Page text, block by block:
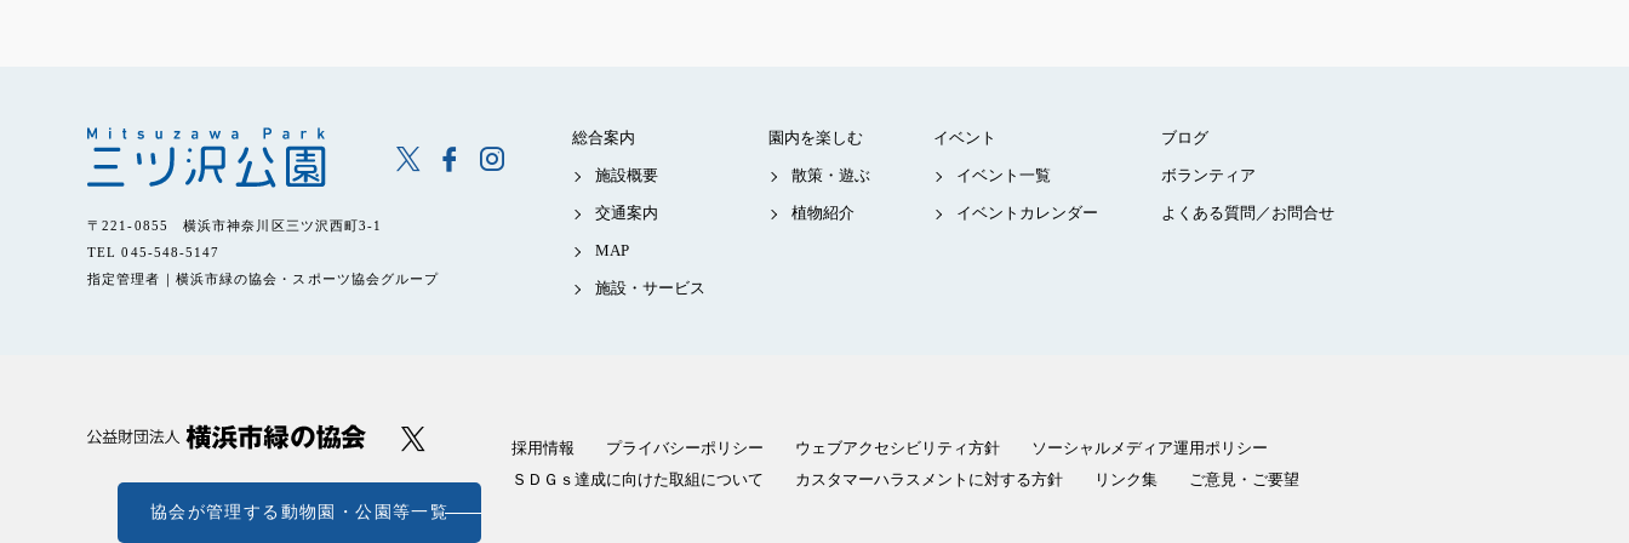
〒221-0855 横浜市神奈川区三ツ沢西町3-1
TEL 045-548-5147
指定管理者｜横浜市緑の協会・スポーツ協会グループ
総合案内
施設概要
交通案内
MAP
施設・サービス
園内を楽しむ
散策・遊ぶ
植物紹介
イベント
イベント一覧
イベントカレンダー
ブログ
ボランティア
よくある質問／お問合せ
協会が管理する動物園・公園等一覧
採用情報 プライバシーポリシー ウェブアクセシビリティ方針
ソーシャルメディア運用ポリシー
ＳＤＧｓ達成に向けた取組について
カスタマーハラスメントに対する方針 リンク集 ご意見・ご要望